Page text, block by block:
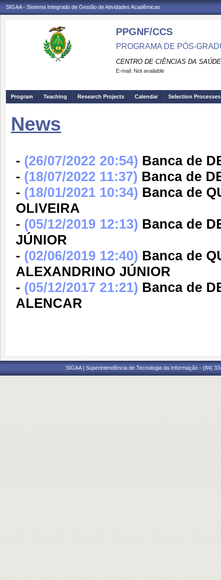
SIGAA - Sistema Integrado de Gestão de Atividades Acadêmicas
PPGNF/CCS
PROGRAMA DE PÓS-
CENTRO DE CIÊNCIAS DA SAÚDE
E-mail: Not available
Program Teaching Research Projects Calendar Selection Processes
News
- (26/07/2022 20:54) Banca de
- (18/07/2022 11:37) Banca de
- (18/01/2021 10:34) Banca de
OLIVEIRA
- (05/12/2019 12:13) Banca de
JÚNIOR
- (02/06/2019 12:40) Banca de
ALEXANDRINO JÚNIOR
- (05/12/2017 21:21) Banca de
ALENCAR
SIGAA | Superintendência de Tecnologia da Informação - (84)